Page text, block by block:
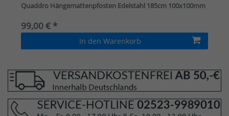
Quaddro Hängemattenpfosten Edelstahl 185cm 100x100mm
99,00 € *
In den Warenkorb